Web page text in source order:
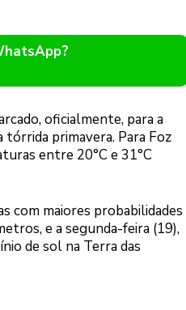
oficialmente, para a
tórrida primavera. Para Foz
entre 20°C e 31°C
com maiores probabilidades
e a segunda-feira (19),
de sol na Terra das